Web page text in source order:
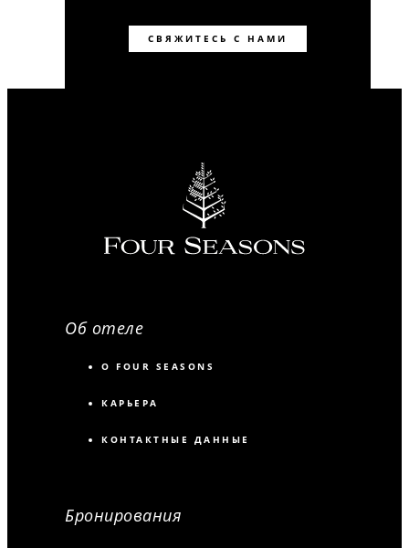
СВЯЖИТЕСЬ С НАМИ
Об отеле
О FOUR SEASONS
КАРЬЕРА
КОНТАКТНЫЕ ДАННЫЕ
Бронирования